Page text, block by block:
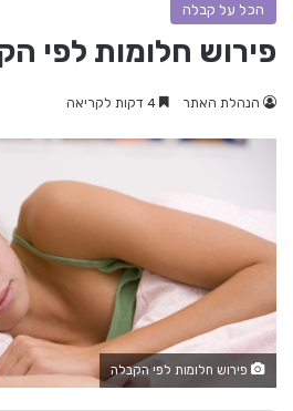
הכל על קבלה
פירוש חלומות לפי
הנהלת האתר
פירוש חלומות לפי הקבלה